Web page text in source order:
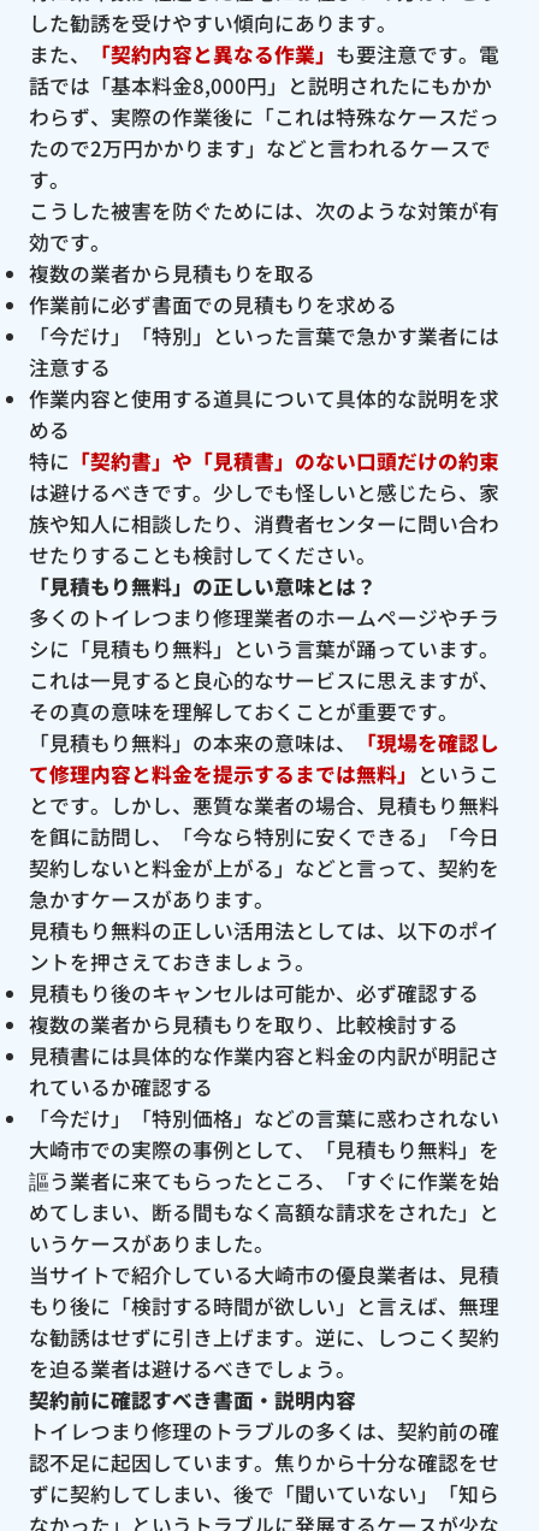
した勧誘を受けやすい傾向にあります。
また、
「契約内容と異なる作業」 も要注意です。電
話では「基本料金8,000円」と説明されたにもかか
わらず、実際の作業後に「これは特殊なケースだっ
たので2万円かかります」などと言われるケースで
す。
こうした被害を防ぐためには、次のような対策が有
効です。
複数の業者から見積もりを取る
作業前に必ず書面での見積もりを求める
「今だけ」「特別」といった言葉で急かす業者には
注意する
作業内容と使用する道具について具体的な説明を求
める
特に 「契約書」や「見積書」のない口頭だけの約束
は避けるべきです。少しでも怪しいと感じたら、家
族や知人に相談したり、消費者センターに問い合わ
せたりすることも検討してください。
「見積もり無料」の正しい意味とは？
多くのトイレつまり修理業者のホームページやチラ
シに「見積もり無料」という言葉が踊っています。
これは一見すると良心的なサービスに思えますが、
その真の意味を理解しておくことが重要です。
「見積もり無料」の本来の意味は、
「現場を確認し
て修理内容と料金を提示するまでは無料」 というこ
とです。しかし、悪質な業者の場合、見積もり無料
を餌に訪問し、「今なら特別に安くできる」「今日
契約しないと料金が上がる」などと言って、契約を
急かすケースがあります。
見積もり無料の正しい活用法としては、以下のポイ
ントを押さえておきましょう。
見積もり後のキャンセルは可能か、必ず確認する
複数の業者から見積もりを取り、比較検討する
見積書には具体的な作業内容と料金の内訳が明記さ
れているか確認する
「今だけ」「特別価格」などの言葉に惑わされない
大崎市での実際の事例として、「見積もり無料」を
謳う業者に来てもらったところ、「すぐに作業を始
めてしまい、断る間もなく高額な請求をされた」と
いうケースがありました。
当サイトで紹介している大崎市の優良業者は、見積
もり後に「検討する時間が欲しい」と言えば、無理
な勧誘はせずに引き上げます。逆に、しつこく契約
を迫る業者は避けるべきでしょう。
契約前に確認すべき書面・説明内容
トイレつまり修理のトラブルの多くは、契約前の確
認不足に起因しています。焦りから十分な確認をせ
ずに契約してしまい、後で「聞いていない」「知ら
なかった」というトラブルに発展するケースが少な